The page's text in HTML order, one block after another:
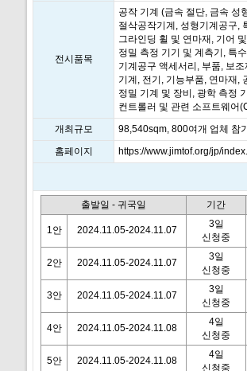
전시품목
공작 기계 (금속 절단, 금속 성
절삭공작기계, 성형기계공구,
그라인딩 휠 및 연마재, 기어
정밀 측정 기기 및 계측기, 특
기계공구 액세서리, 부품, 보조
기계, 전기, 기능부품, 연마재,
정밀 기계 및 장비, 광학 측정
컨트롤러 및 관련 소프트웨어
개최규모
98,540sqm, 800여개 업체 참
홈페이지
https://www.jimtof.org/jp/
출발일 - 귀국일 기간
1안 2024.11.05-2024.11.07
3일
신청중
2안 2024.11.05-2024.11.07
3일
신청중
3안 2024.11.05-2024.11.07
3일
신청중
4안 2024.11.05-2024.11.08
4일
신청중
5안 2024.11.05-2024.11.08
4일
신청중